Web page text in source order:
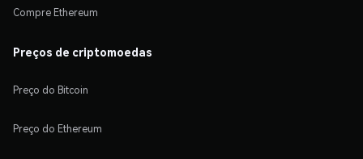
Compre Ethereum
Preços de criptomoedas
Preço do Bitcoin
Preço do Ethereum